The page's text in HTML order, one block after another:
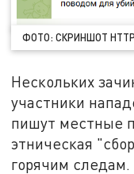
ФОТО: СКРИНШОТ
Нескольких
участники
пишут местные
этническая
горячим